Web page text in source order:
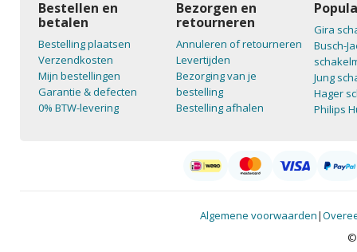
Bestellen en
betalen
Bestelling plaatsen
Verzendkosten
Mijn bestellingen
Garantie & defecten
0% BTW-levering
Bezorgen en
retourneren
Annuleren of retourneren
Levertijden
Bezorging van je
bestelling
Bestelling afhalen
Gira
Busch-
Jung
Hager
Philips
Algemene voorwaarden|
©